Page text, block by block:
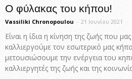
Ο φύλακας του κήπου!
Vassiliki Chronopoulou - 21 Ιουνίου 2021
Είναι η ίδια η κίνηση της ζωής που
καλλιεργούμε τον εσωτερικό μας
μετουσιώσουμε την ενέργεια του
καλλιεργητές της ζωής και της